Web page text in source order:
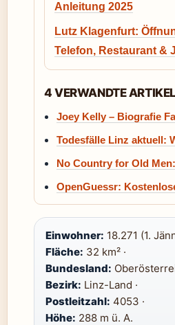
Anleitung 2025
Lutz Klagenfurt:
Telefon, Restaurant &
4 VERWANDTE ARTIKEL
Joey Kelly – Biografie
Todesfälle Linz aktuell:
No Country for Old
OpenGuessr:
Einwohner: 18.271 (1.
Fläche: 32 km² ·
Bundesland:
Bezirk: Linz-Land ·
Postleitzahl: 4053 ·
Höhe: 288 m ü. A.